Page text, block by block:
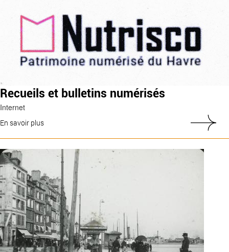
Recueils et bulletins numérisés
Internet
En savoir plus